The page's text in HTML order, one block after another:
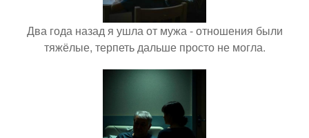
Два года назад я ушла от мужа - отношения были
тяжёлые, терпеть дальше просто не могла.